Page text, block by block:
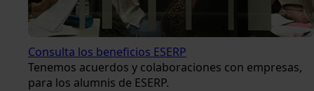
Consulta los beneficios ESERP
Tenemos acuerdos y colaboraciones con empresas,
para los alumnis de ESERP.